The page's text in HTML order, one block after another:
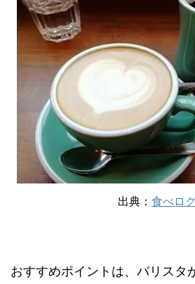
出典： 食べロ
おすすめポイントは、バリスタ